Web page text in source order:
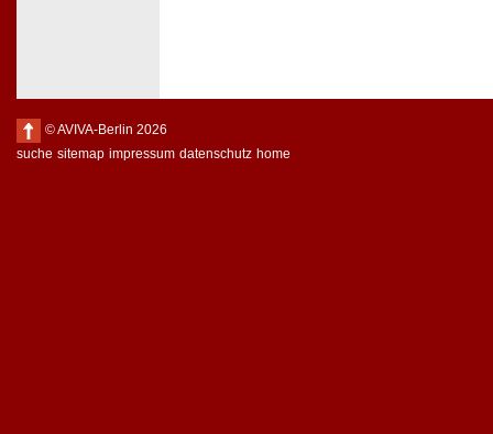
© AVIVA-Berlin 2026
suche sitemap impressum datenschutz home